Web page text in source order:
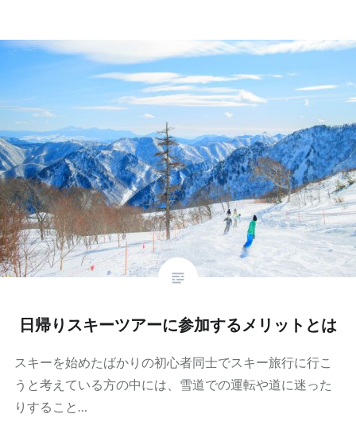
日帰りスキーツアーに参加するメリットとは
スキーを始めたばかりの初心者同士でスキー旅行に行こ
うと考えている方の中には、雪道での運転や道に迷った
りすること…